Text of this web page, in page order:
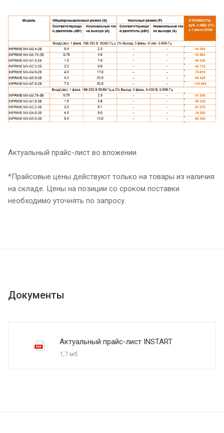
Актуальный прайс-лист во вложении
*Прайсовые цены действуют только на товары из наличия
на складе. Цены на позиции со сроком поставки
необходимо уточнять по запросу.
Документы
Актуальный прайс-лист INSTART
1,7 мб